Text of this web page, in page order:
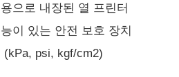
으로 내장된 열 프린터
이 있는 안전 보호 장치
(kPa, psi, kgf/cm2)